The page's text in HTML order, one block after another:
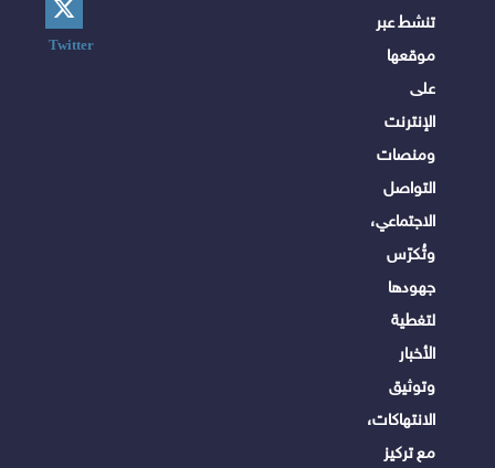
تنشط عبر
موقعها
على
الإنترنت
ومنصات
التواصل
الاجتماعي،
وتُكرّس
جهودها
لتغطية
الأخبار
وتوثيق
الانتهاكات،
مع تركيز
Twitter